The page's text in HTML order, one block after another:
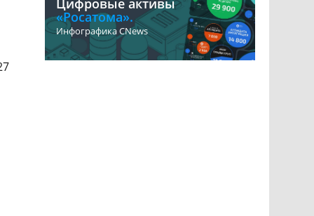
Цифровые активы
«Росатома».
Инфографика CNews